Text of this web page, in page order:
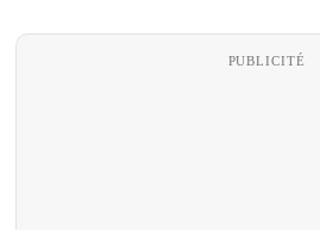
PUBLICITÉ